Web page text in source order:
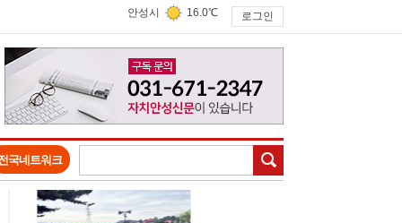
안성시 16.0℃ 로그인
국네트워크